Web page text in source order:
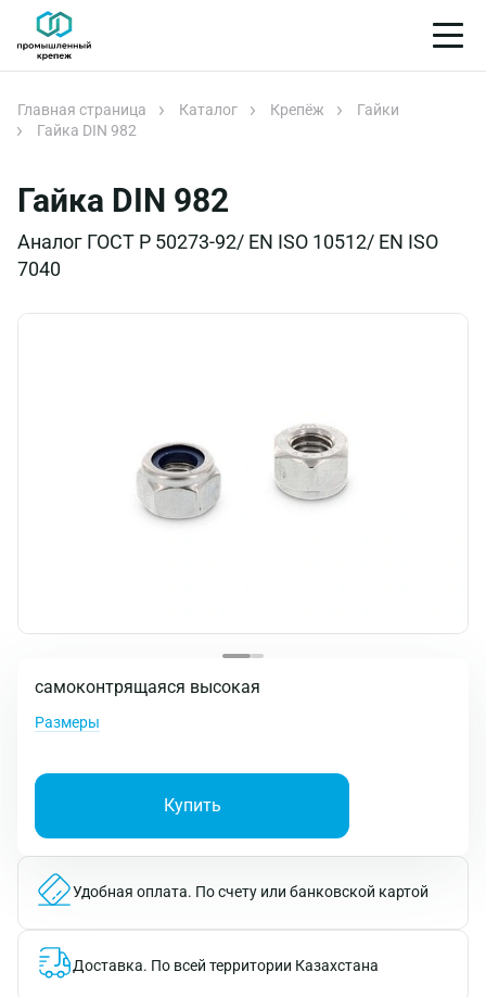
Главная страница Каталог Крепёж
Гайки
Гайка DIN 982
Гайка DIN 982
Аналог ГОСТ Р 50273-92/ EN ISO 10512/ EN ISO
7040
самоконтрящаяся высокая
Размеры
Купить
Удобная оплата. По счету или банковской картой
Доставка. По всей территории Казахстана